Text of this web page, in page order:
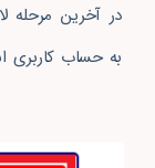
در آخرین مرحله
به حساب کاربری